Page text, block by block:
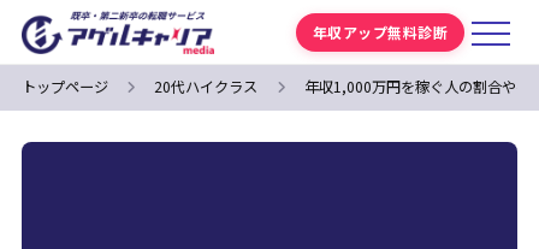
年収アップ無料診断
トップページ 20代ハイクラス 年収1,000万円を稼ぐ人の割合や手